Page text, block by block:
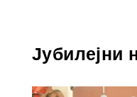
Јубилејни